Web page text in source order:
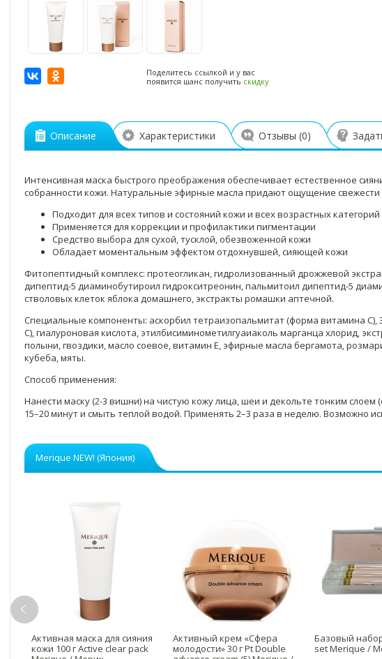
Поделитесь ссылкой и у вас
появится шанс получить скидку
Описание Характеристики Отзывы (0)
Интенсивная маска быстрого преображения обеспечивает естественное
собранности кожи. Натуральные эфирные масла придают ощущение свежести
Подходит для всех типов и состояний кожи и всех возрастных категорий
Применяется для коррекции и профилактики пигментации
Средство выбора для сухой, тусклой, обезвоженной кожи
Обладает моментальным эффектом отдохнувшей, сияющей кожи
Фитопептидный комплекс: протеогликан, гидролизованный дрожжевой
дипептид-5 диаминобутироил гидрокситреонин, пальмитоил дипептид-5
стволовых клеток яблока домашнего, экстракты ромашки аптечной.
Специальные компоненты: аскорбил тетраизопальмитат (форма витамина С),
С), гиалуроновая кислота, этилбисиминометилгуаиаколь марганца хлорид,
полыни, гвоздики, масло соевое, витамин Е, эфирные масла бергамота,
кубеба, мяты.
Способ применения:
Нанести маску (2-3 вишни) на чистую кожу лица, шеи и декольте тонким слоем
15–20 минут и смыть теплой водой. Применять 2–3 раза в неделю. Возможно
Merique NEW! (Япония)
Активная маска для сияния
кожи 100 г Active clear pack
Активный крем «Сфера
молодости» 30 г Рt Double
Базовый
set Merique /